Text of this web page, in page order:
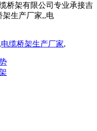
桥架有限公司专业承接吉
架生产厂家,,电
,电缆桥架生产厂家,